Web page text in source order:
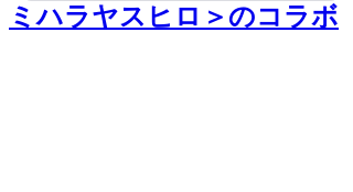
ミハラヤスヒロ＞のコラボ